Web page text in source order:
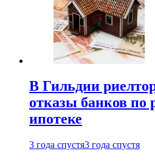
В Гильдии
отказы банков по
ипотеке
3 года спустя3 года спустя